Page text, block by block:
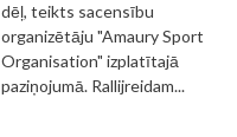
dēļ, teikts sacensību
organizētāju "Amaury Sport
Organisation" izplatītajā
paziņojumā. Rallijreidam...